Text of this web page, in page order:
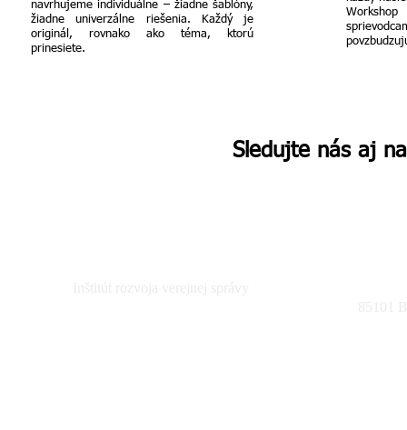
navrhujeme individuálne – žiadne šablóny,
žiadne univerzálne riešenia. Každý je
originál, rovnako ako téma, ktorú
prinesiete.
Sledujte nás aj